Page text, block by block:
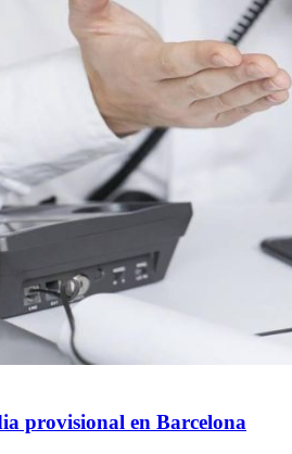
provisional en Barcelona